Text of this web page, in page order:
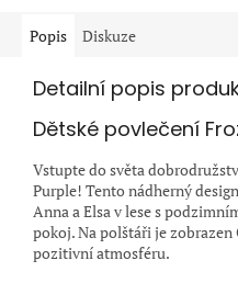
Popis Diskuze
Detailní popis
Dětské povlečení
Vstupte do světa
Purple! Tento nádherný
Anna a Elsa v lese s
pokoj. Na polštáři je
pozitivní atmosféru.